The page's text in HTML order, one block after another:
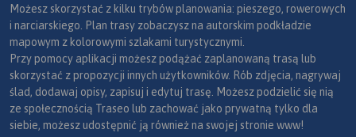
Możesz skorzystać z kilku trybów planowania: pieszego, rowerowych
i narciarskiego. Plan trasy zobaczysz na autorskim podkładzie
mapowym z kolorowymi szlakami turystycznymi.
Przy pomocy aplikacji możesz podążać zaplanowaną trasą lub
skorzystać z propozycji innych użytkowników. Rób zdjęcia, nagrywaj
ślad, dodawaj opisy, zapisuj i edytuj trasę. Możesz podzielić się nią
ze społecznością Traseo lub zachować jako prywatną tylko dla
siebie, możesz udostępnić ją również na swojej stronie www!